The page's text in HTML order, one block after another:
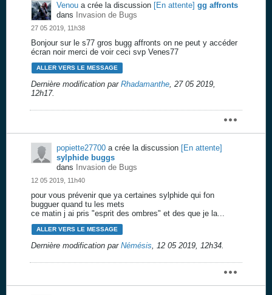
Venou a crée la discussion [En attente] gg affronts
dans
Invasion de Bugs
27 05 2019, 11h38
Bonjour sur le s77 gros bugg affronts on ne peut y accéder
écran noir merci de voir ceci svp Venes77
ALLER VERS LE MESSAGE
Dernière modification par Rhadamanthe, 27 05 2019,
12h17.
popiette27700 a crée la discussion [En attente]
sylphide buggs
dans
Invasion de Bugs
12 05 2019, 11h40
pour vous prévenir que ya certaines sylphide qui fon
bugguer quand tu les mets
ce matin j ai pris "esprit des ombres" et des que je la...
ALLER VERS LE MESSAGE
Dernière modification par Némésis, 12 05 2019, 12h34.